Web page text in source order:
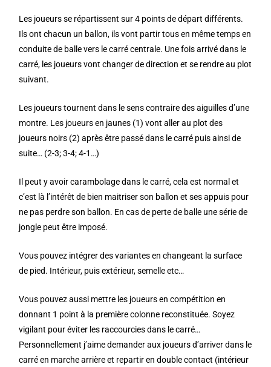
Les joueurs se répartissent sur 4 points de départ différents.
Ils ont chacun un ballon, ils vont partir tous en même temps en
conduite de balle vers le carré centrale. Une fois arrivé dans le
carré, les joueurs vont changer de direction et se rendre au plot
suivant.
Les joueurs tournent dans le sens contraire des aiguilles d’une
montre. Les joueurs en jaunes (1) vont aller au plot des
joueurs noirs (2) après être passé dans le carré puis ainsi de
suite… (2-3; 3-4; 4-1…)
Il peut y avoir carambolage dans le carré, cela est normal et
c’est là l’intérêt de bien maitriser son ballon et ses appuis pour
ne pas perdre son ballon. En cas de perte de balle une série de
jongle peut être imposé.
Vous pouvez intégrer des variantes en changeant la surface
de pied. Intérieur, puis extérieur, semelle etc…
Vous pouvez aussi mettre les joueurs en compétition en
donnant 1 point à la première colonne reconstituée. Soyez
vigilant pour éviter les raccourcies dans le carré…
Personnellement j’aime demander aux joueurs d’arriver dans le
carré en marche arrière et repartir en double contact (intérieur